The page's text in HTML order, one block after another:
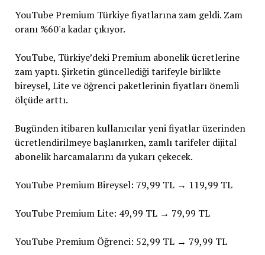
YouTube Premium Türkiye fiyatlarına zam geldi. Zam
oranı %60'a kadar çıkıyor.
YouTube, Türkiye’deki Premium abonelik ücretlerine
zam yaptı. Şirketin güncellediği tarifeyle birlikte
bireysel, Lite ve öğrenci paketlerinin fiyatları önemli
ölçüde arttı.
Bugünden itibaren kullanıcılar yeni fiyatlar üzerinden
ücretlendirilmeye başlanırken, zamlı tarifeler dijital
abonelik harcamalarını da yukarı çekecek.
YouTube Premium Bireysel: 79,99 TL → 119,99 TL
YouTube Premium Lite: 49,99 TL → 79,99 TL
YouTube Premium Öğrenci: 52,99 TL → 79,99 TL